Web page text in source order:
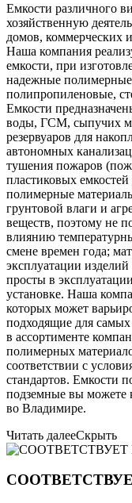
Емкости различного
хозяйственную
домов, коммерческих
Наша компания
емкости, при
надежные
полипропиленовые,
Емкости
воды, ГСМ, сыпучих
резервуаров для
автономных
тушения пожаров
пластиковых
полимерные
грунтовой влаги и
веществ, поэтому не
влиянию
смене времен года;
эксплуатации изделий
просты в
установке. Наша
которых может
подходящие для
в ассортименте
полимерных
соответствии с
стандартов. Емкости
подземные вы можете
во Владимире.
Читать далееСкрыть